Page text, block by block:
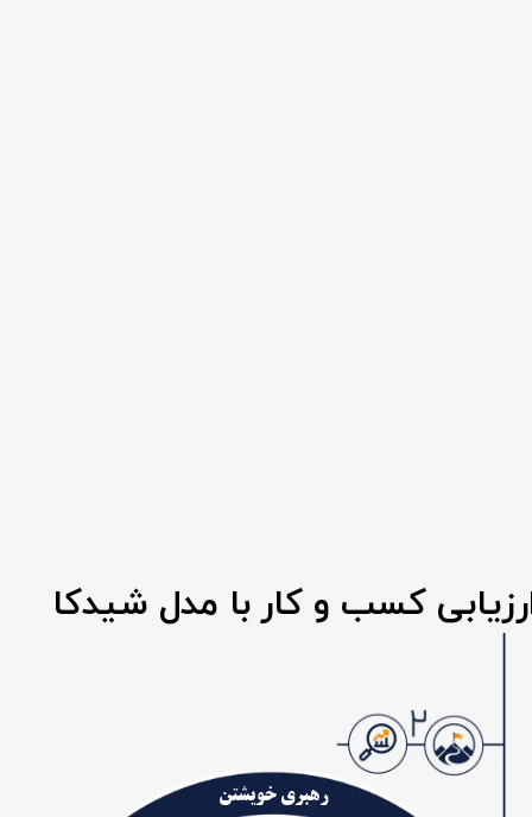
کسب و کار با مدل شیدکا
رهبری خویشتن